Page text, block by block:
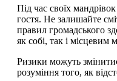
Під час своїх
гостя. Не залишайте
правил громадського
як собі, так і місцевим
Ризики можуть
розуміння того, як